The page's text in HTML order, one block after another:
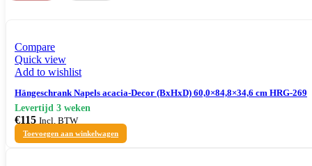
Compare
Quick view
Add to wishlist
Hängeschrank Napels acacia-Decor (BxHxD) 60,0×84,8×34,6 cm HRG-269
€115 Incl. BTW
Toevoegen aan winkelwagen